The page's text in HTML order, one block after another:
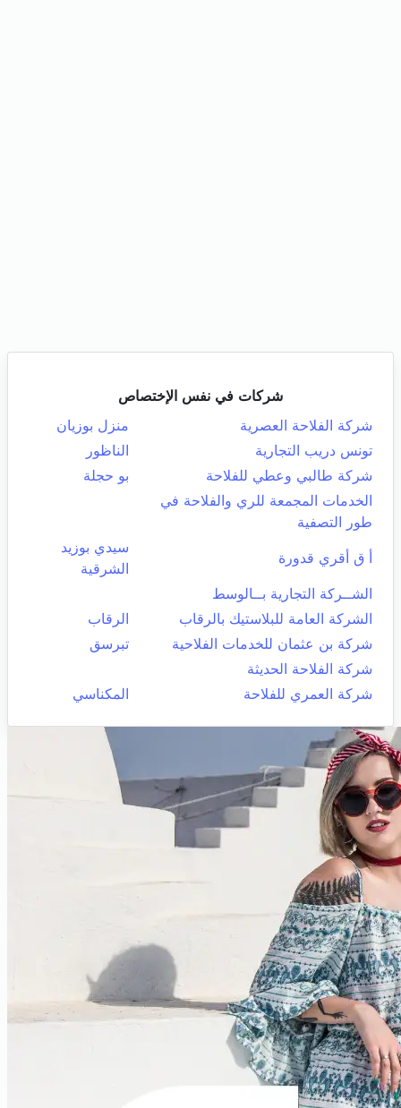
شركات في نفس الإختصاص
شركة الفلاحة العصرية
منزل بوزيان
تونس دريب التجارية
الناظور
شركة طالبي وعطي للفلاحة
بو حجلة
الخدمات المجمعة للري والفلاحة في
طور التصفية
أ ق أقري قدورة
سيدي بوزيد
الشرقية
الشــركة التجارية بــالوسط
الشركة العامة للبلاستيك بالرقاب
الرقاب
شركة بن عثمان للخدمات الفلاحية
تبرسق
شركة الفلاحة الحديثة
شركة العمري للفلاحة
المكناسي